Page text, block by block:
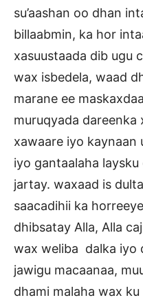
su’aashan oo dhan
billaabmin, ka hor
xasuustaada dib ugu
wax isbedela, waad
marane ee
muruqyada dareenka
xawaare iyo kaynaan
iyo gantaalaha
jartay. waxaad is
saacadihii ka
dhibsatay Alla, Alla
wax weliba dalka iyo
jawigu macaanaa,
dhami malaha wax